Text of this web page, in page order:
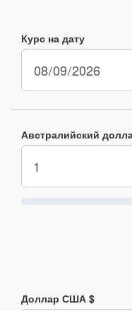
Курс на дату
Австралийский
Доллар США $